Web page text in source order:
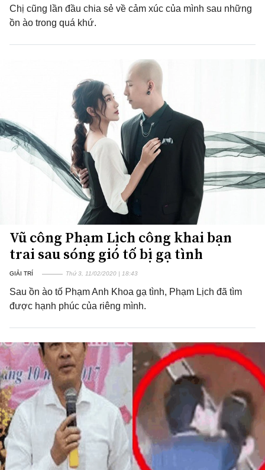
Chị cũng lần đầu chia sẻ về cảm xúc của mình sau những
ồn ào trong quá khứ.
Vũ công Phạm Lịch công khai bạn
trai sau sóng gió tố bị gạ tình
GIẢI TRÍ Thứ 3, 11/02/2020 | 18:43
Sau ồn ào tố Phạm Anh Khoa gạ tình, Phạm Lịch đã tìm
được hạnh phúc của riêng mình.